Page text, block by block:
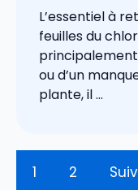
L’essentiel à
feuilles du
principalement
ou d’un
plante, il ...
1 2